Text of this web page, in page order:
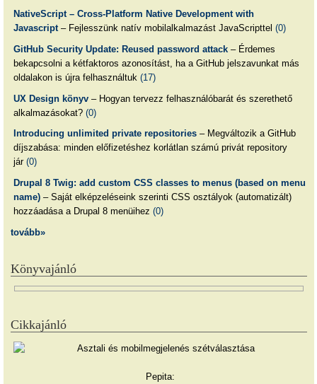
NativeScript – Cross-Platform Native Development with
Javascript– Fejlesszünk natív mobilalkalmazást JavaScripttel (0)
GitHub Security Update: Reused password attack– Érdemes
bekapcsolni a kétfaktoros azonosítást, ha a GitHub jelszavunkat más
oldalakon is újra felhasználtuk (17)
UX Design könyv– Hogyan tervezz felhasználóbarát és szerethető
alkalmazásokat? (0)
Introducing unlimited private repositories– Megváltozik a GitHub
díjszabása: minden előfizetéshez korlátlan számú privát repository
jár (0)
Drupal 8 Twig: add custom CSS classes to menus (based on menu
name)– Saját elképzeléseink szerinti CSS osztályok (automatizált)
hozzáadása a Drupal 8 menüihez (0)
tovább»
Könyvajánló
Cikkajánló
Pepita: